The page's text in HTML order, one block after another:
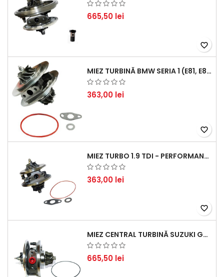
665,50 lei
favorite_border
MIEZ TURBINĂ BMW SERIA 1 (E81, E87) 120 D - CREȘTEȚI PERFORMANȚA ȘI RĂSPUNSUL MOTORULUI
363,00 lei
favorite_border
MIEZ TURBO 1.9 TDI - PERFORMANȚĂ FIABILĂ PENTRU AUDI, SEAT, SKODA ȘI VW
363,00 lei
favorite_border
MIEZ CENTRAL TURBINĂ SUZUKI GRAND ESCUDO II 1.9 DDIS TRACȚIUNE INTEGRALĂ - MOTORIZARE 1.9L, 95 KW (129 CP)
665,50 lei